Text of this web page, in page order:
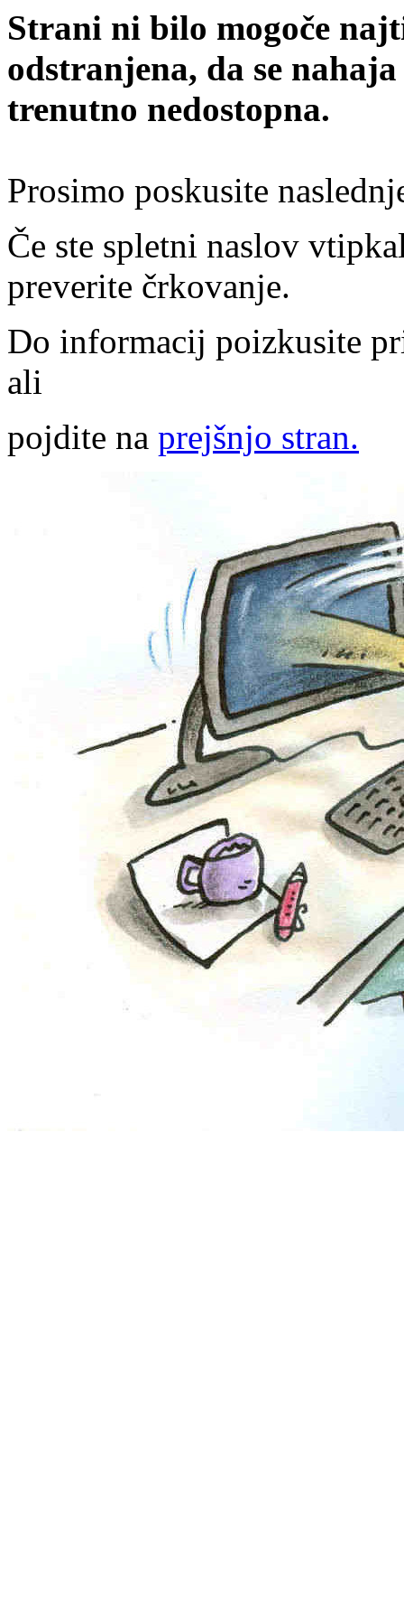
Strani ni bilo mogoče
odstranjena, da se
trenutno nedostopna.
Prosimo poskusite
Če ste spletni naslov
preverite črkovanje.
Do informacij poizkusite
ali
pojdite na prejšnjo stran.